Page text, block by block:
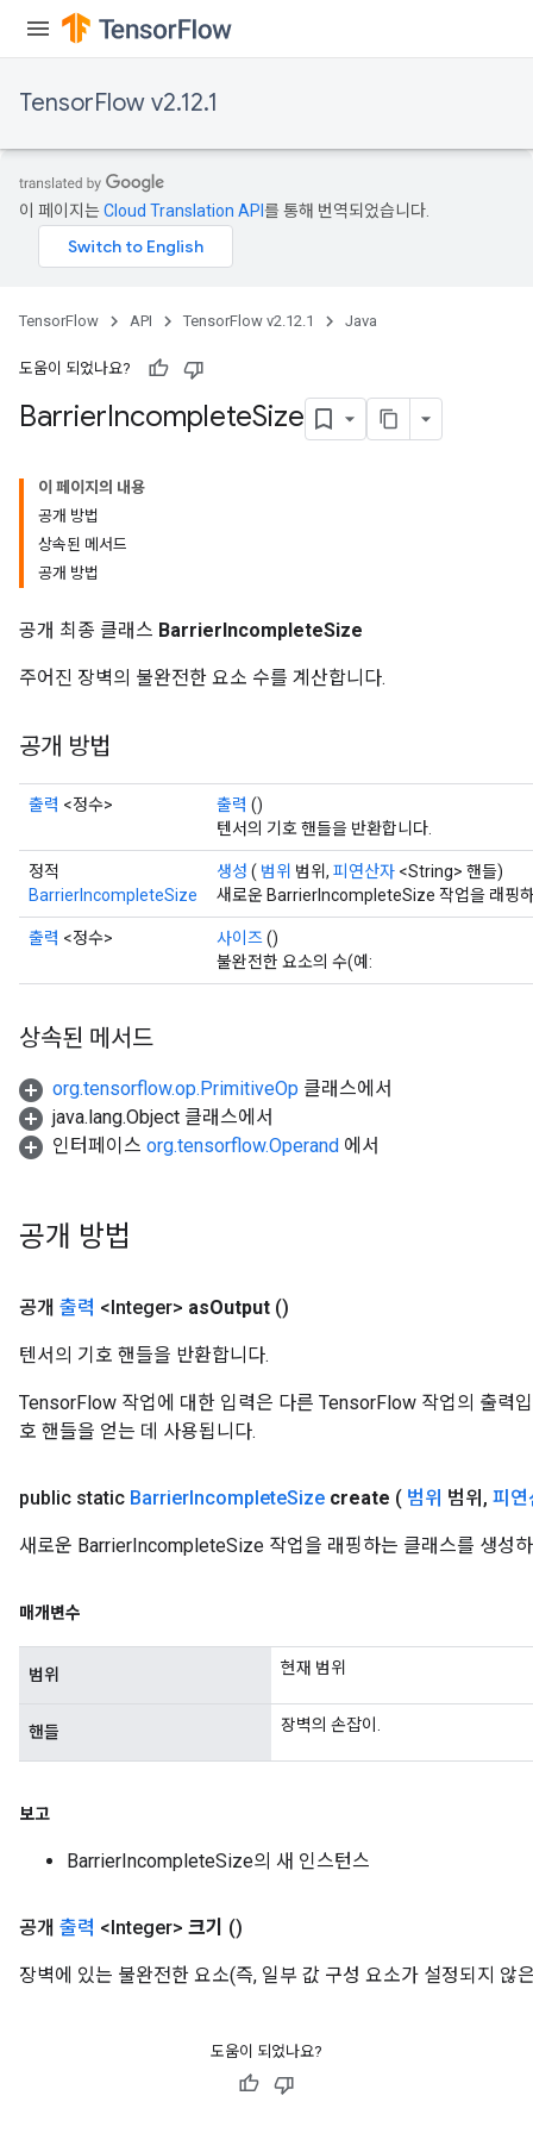
TensorFlow v2.12.1
이 페이지는Cloud Translation API 를 통해 번역되었습니다.
TensorFlow API TensorFlow v2.12.1 Java
도움이 되었나요?
BarrierIncompleteSize
이 페이지의 내용
공개 방법
상속된 메서드
공개 방법
공개 최종 클래스 BarrierIncompleteSize
주어진 장벽의 불완전한 요소 수를 계산합니다.
공개 방법
출력 <정수> 출력 ()
텐서의 기호 핸들을 반환합니다.
정적
BarrierIncompleteSize
생성 ( 범위 범위, 피연산자 <String> 핸들)
새로운 BarrierIncompleteSize 작업을 래핑
출력 <정수> 사이즈()
불완전한 요소의 수(예:
상속된 메서드
org.tensorflow.op.PrimitiveOp 클래스에서
java.lang.Object 클래스에서
인터페이스 org.tensorflow.Operand 에서
공개 방법
공개 출력 <Integer> asOutput ()
텐서의 기호 핸들을 반환합니다.
TensorFlow 작업에 대한 입력은 다른 TensorFlow 작업의 출력
호 핸들을 얻는 데 사용됩니다.
public static BarrierIncompleteSize create ( 범위 범위 , 피연
새로운 BarrierIncompleteSize 작업을 래핑하는 클래스를 생성
매개변수
범위 현재 범위
핸들 장벽의 손잡이.
보고
BarrierIncompleteSize의 새 인스턴스
공개 출력 <Integer> 크기 ()
장벽에 있는 불완전한 요소(즉, 일부 값 구성 요소가 설정되지 않
도움이 되었나요?